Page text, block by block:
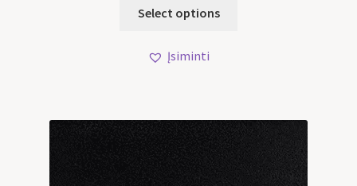
Select options
Įsiminti